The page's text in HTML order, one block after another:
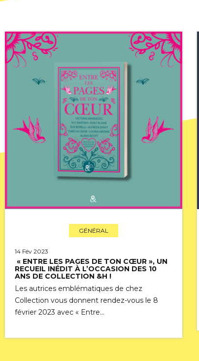
GÉNÉRAL
14 Fév 2023
« ENTRE LES PAGES DE TON CŒUR », UN
RECUEIL INÉDIT À L’OCCASION DES 10
ANS DE COLLECTION &H !
Les autrices emblématiques de chez
Collection vous donnent rendez-vous le 8
février 2023 avec « Entre…